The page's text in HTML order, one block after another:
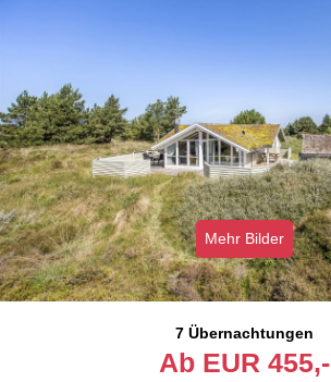
Mehr Bilder
7 Übernachtungen
Ab EUR 455,-